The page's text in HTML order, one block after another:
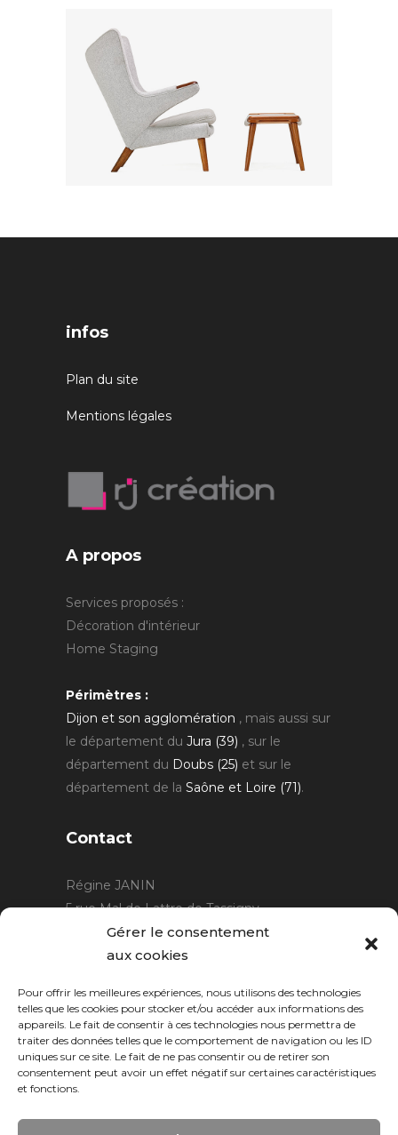
Gérer le consentement
aux cookies
Pour offrir les meilleures expériences, nous utilisons des technologies
telles que les cookies pour stocker et/ou accéder aux informations des
appareils. Le fait de consentir à ces technologies nous permettra de
traiter des données telles que le comportement de navigation ou les ID
uniques sur ce site. Le fait de ne pas consentir ou de retirer son
consentement peut avoir un effet négatif sur certaines caractéristiques
et fonctions.
infos
Plan du site
Mentions légales
A propos
Services proposés :
Décoration d'intérieur
Home Staging
Périmètres :
Dijon et son agglomération , mais aussi sur
le département du Jura (39) , sur le
département du Doubs (25) et sur le
département de la Saône et Loire (71).
Contact
Régine JANIN
5 rue Mal de Lattre de Tassigny
21220 Gevrey Chambertin
06 15 15 80 29
Horaires :sur rendez-vous.